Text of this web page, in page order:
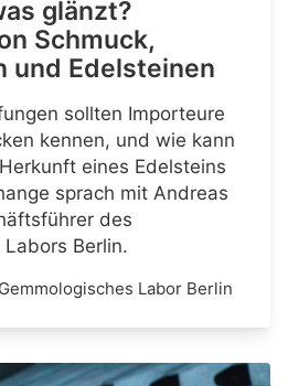
glänzt?
Schmuck,
und Edelsteinen
sollten Importeure
kennen, und wie kann
eines Edelsteins
sprach mit Andreas
des
Berlin.
Gemmologisches Labor Berlin